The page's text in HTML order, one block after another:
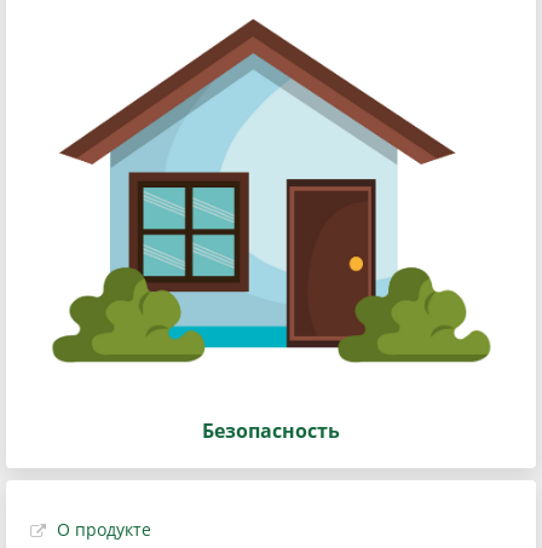
Безопасность
О продукте